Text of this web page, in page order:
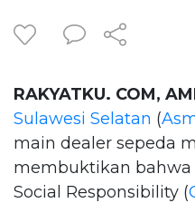
RAKYATKU. COM,
Sulawesi Selatan (
main dealer sepeda
membuktikan
Social Responsibility (